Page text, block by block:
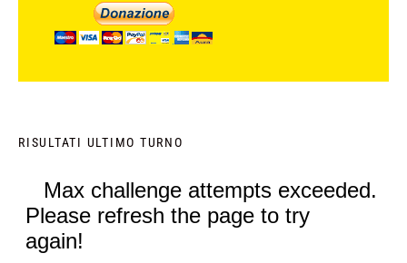
RISULTATI ULTIMO TURNO